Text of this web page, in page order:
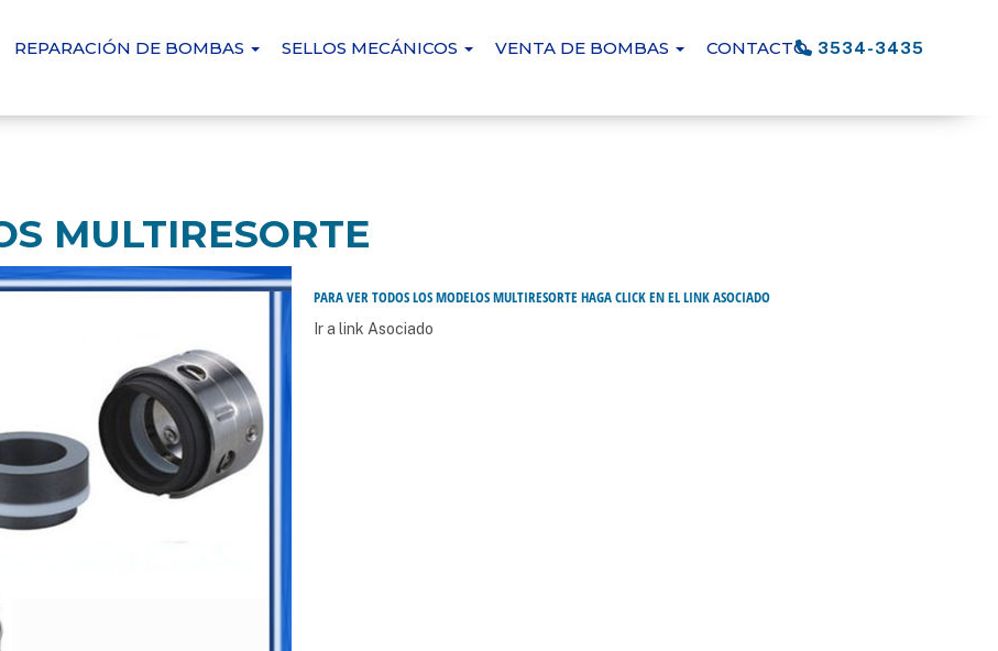
REPARACIÓN DE BOMBAS SELLOS MECÁNICOS VENTA DE BOMBAS CONTACTO 3534-3435
MULTIRESORTE
PARA VER TODOS LOS MODELOS MULTIRESORTE HAGA CLICK EN EL LINK ASOCIADO
Ir a link Asociado